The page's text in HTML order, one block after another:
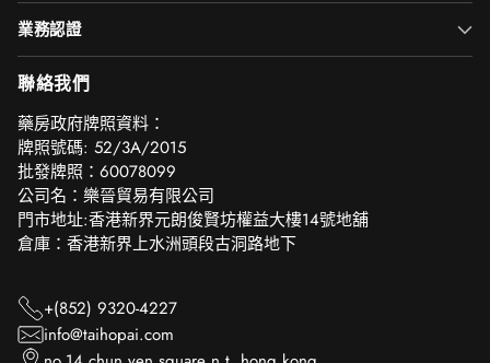
業務認證
聯絡我們
‎藥房政府牌照資料：
牌照號碼: 52/3A/2015
批發牌照：60078099
公司名：樂晉貿易有限公司
門市地址:香港新界元朗俊賢坊權益大樓14號地舖
倉庫：香港新界上水洲頭段古洞路地下
+(852) 9320-4227
info@taihopai.com